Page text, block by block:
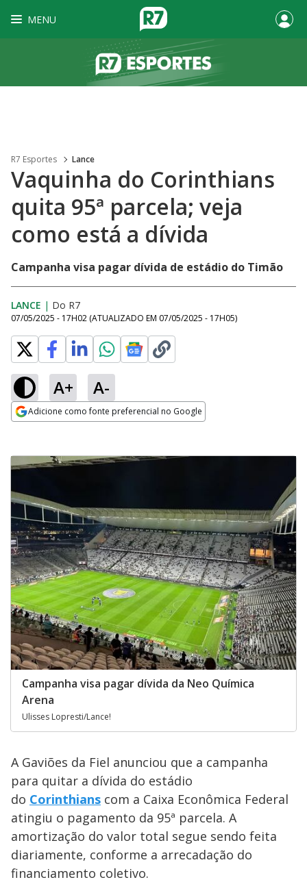
MENU
R7 Esportes Lance
Vaquinha do Corinthians
quita 95ª parcela; veja
como está a dívida
Campanha visa pagar dívida de estádio do Timão
LANCE | Do R7
07/05/2025 - 17H02 (ATUALIZADO EM 07/05/2025 - 17H05)
A+ A-
Adicione como fonte preferencial no Google
Campanha visa pagar dívida da Neo Química
Arena
Ulisses Lopresti/Lance!
A Gaviões da Fiel anunciou que a campanha
para quitar a dívida do estádio
do Corinthians com a Caixa Econômica Federal
atingiu o pagamento da 95ª parcela. A
amortização do valor total segue sendo feita
diariamente, conforme a arrecadação do
financiamento coletivo.